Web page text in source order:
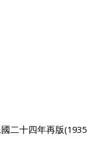
二十四年再版(1935